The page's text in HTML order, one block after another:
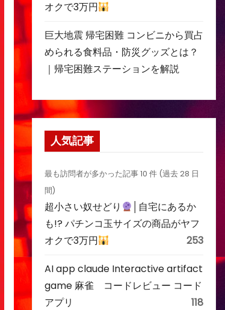
オクで3万円
巨大地震 帰宅困難 コンビニから買占
められる食料品・防災グッズとは？
｜帰宅困難ステーションを解説
人気記事
最も訪問者が多かった記事 10 件 (過去 28 日
間)
超小さい奴せどり
│自宅にあるか
も!? パチンコ玉サイズの商品がヤフ
オクで3万円
253
AI app claude Interactive artifact
game 麻雀 コードレビュー コード
アプリ
118